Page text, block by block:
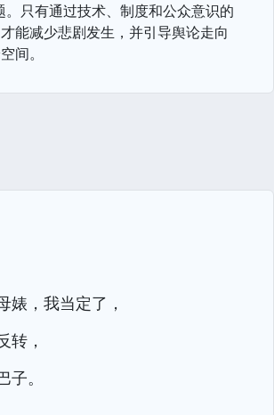
。只有通过技术、制度和公众意识的
能减少悲剧发生，并引导舆论走向
间。
婊，我当定了，
转，
。